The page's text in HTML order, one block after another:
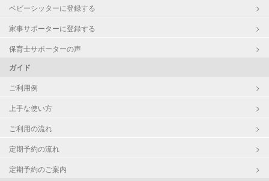
ベビーシッターに登録する
家事サポーターに登録する
保育士サポーターの声
ガイド
ご利用例
上手な使い方
ご利用の流れ
定期予約の流れ
定期予約のご案内